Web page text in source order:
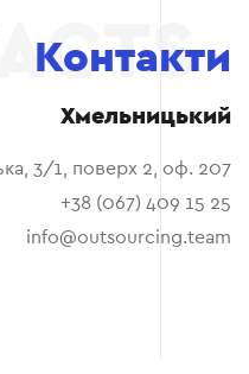
Контакти
Хмельницький
3/1, поверх 2, оф. 207
+38 (067) 409 15 25
info@outsourcing.team